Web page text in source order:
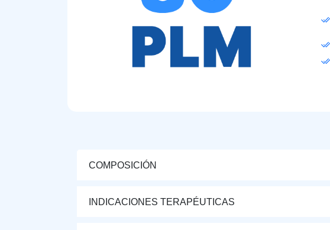
COMPOSICIÓN
INDICACIONES TERAPÉUTICAS